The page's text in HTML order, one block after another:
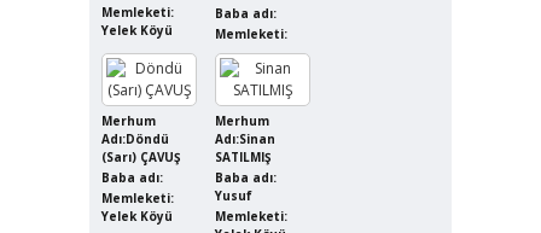
Memleketi:
Yelek Köyü
Baba adı:
Memleketi:
Merhum
Adı:Döndü
(Sarı) ÇAVUŞ
Baba adı:
Memleketi:
Yelek Köyü
Merhum
Adı:Sinan
SATILMIŞ
Baba adı:
Yusuf
Memleketi: